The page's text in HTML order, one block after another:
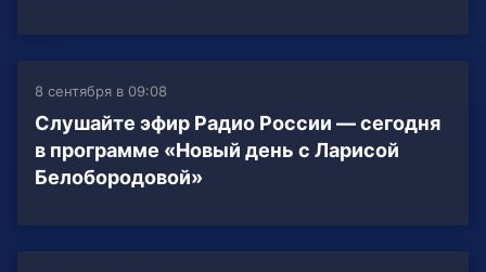
8 сентября в 09:08
Слушайте эфир Радио России — сегодня
в программе «Новый день с Ларисой
Белобородовой»